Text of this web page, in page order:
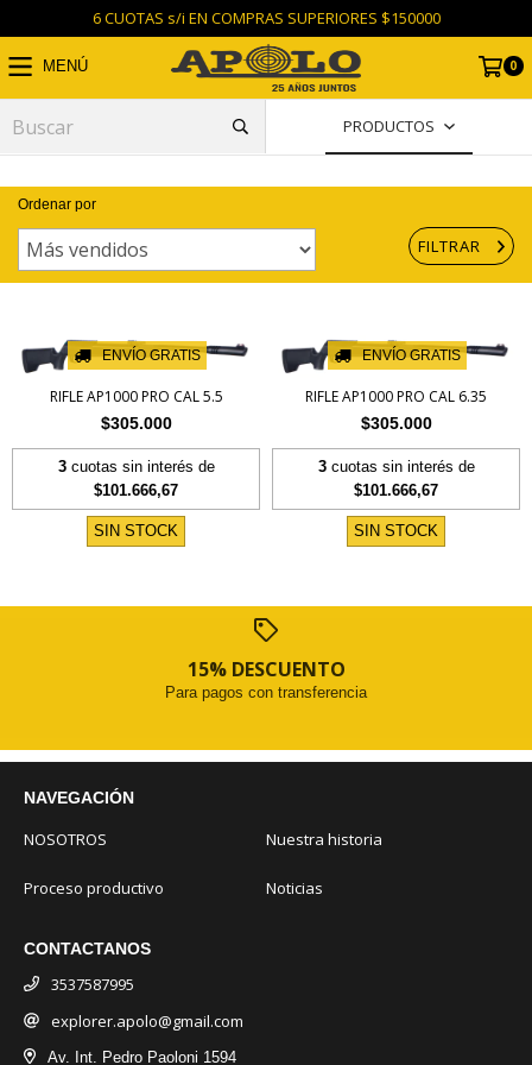
6 CUOTAS s/i EN COMPRAS SUPERIORES $150000
MENÚ 0
PRODUCTOS
Ordenar por
FILTRAR
ENVÍO GRATIS
RIFLE AP1000 PRO CAL 5.5
$305.000
3 cuotas sin interés de
$101.666,67
SIN STOCK
ENVÍO GRATIS
RIFLE AP1000 PRO CAL 6.35
$305.000
3 cuotas sin interés de
$101.666,67
SIN STOCK
15% DESCUENTO
Para pagos con transferencia
NAVEGACIÓN
NOSOTROS Nuestra historia
Proceso productivo Noticias
CONTACTANOS
3537587995
explorer.apolo@gmail.com
Av. Int. Pedro Paoloni 1594